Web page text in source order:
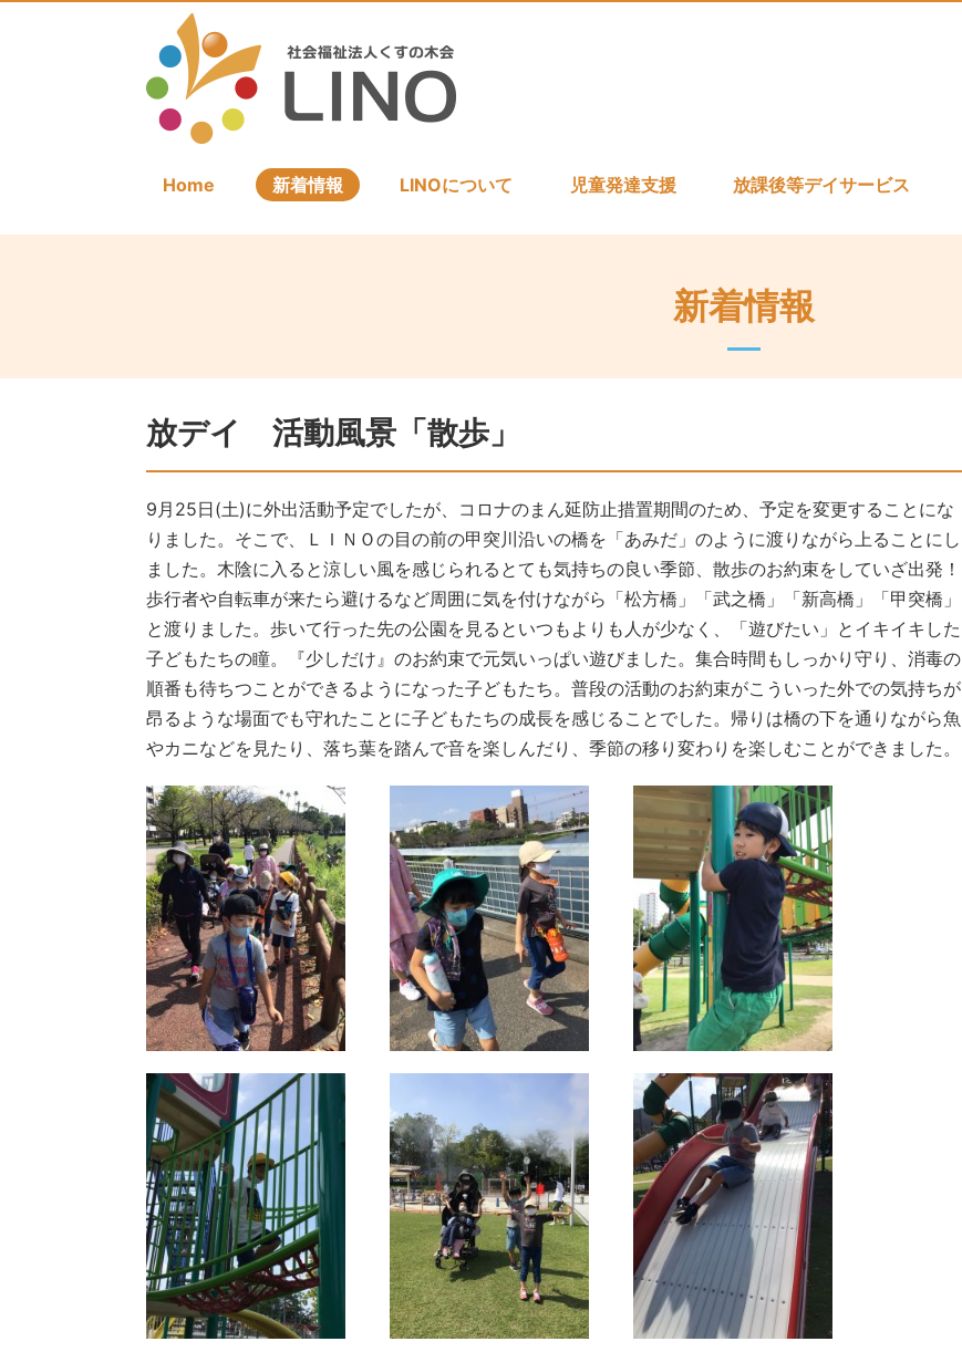
Home 新着情報 LINOについて 児童発達支援 放課後等デイサービス
新着情報
放デイ 活動風景「散歩」
9月25日(土)に外出活動予定でしたが、コロナのまん延防止措置期間のため、予定を変更することにな
りました。そこで、ＬＩＮＯの目の前の甲突川沿いの橋を「あみだ」のように渡りながら上ることにし
ました。木陰に入ると涼しい風を感じられるとても気持ちの良い季節、散歩のお約束をしていざ出発！
歩行者や自転車が来たら避けるなど周囲に気を付けながら「松方橋」「武之橋」「新高橋」「甲突橋」
と渡りました。歩いて行った先の公園を見るといつもよりも人が少なく、「遊びたい」とイキイキした
子どもたちの瞳。『少しだけ』のお約束で元気いっぱい遊びました。集合時間もしっかり守り、消毒の
順番も待ちつことができるようになった子どもたち。普段の活動のお約束がこういった外での気持ちが
昂るような場面でも守れたことに子どもたちの成長を感じることでした。帰りは橋の下を通りながら魚
やカニなどを見たり、落ち葉を踏んで音を楽しんだり、季節の移り変わりを楽しむことができました。